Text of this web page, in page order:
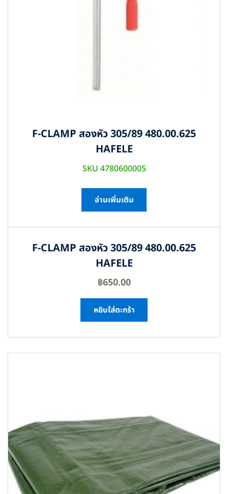
F-CLAMP สองหัว 305/89 480.00.625
HAFELE
SKU 4780600005
อ่านเพิ่มเติม
F-CLAMP สองหัว 305/89 480.00.625
HAFELE
฿650.00
หยิบใส่ตะกร้า